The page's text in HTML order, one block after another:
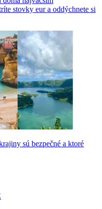
stovky eur a oddýchnete si
sú bezpečné a ktoré